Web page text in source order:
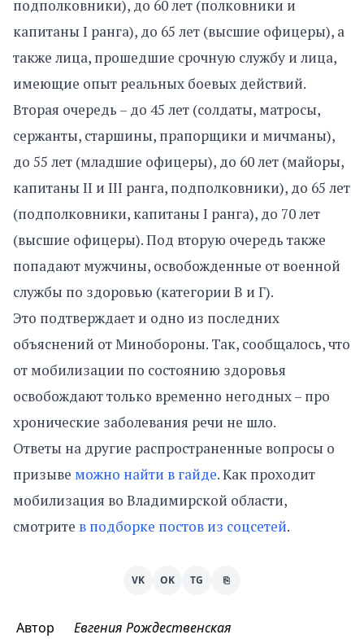
подполковники), до 60 лет (полковники и
капитаны I ранга), до 65 лет (высшие офицеры), а
также лица, прошедшие срочную службу и лица,
имеющие опыт реальных боевых действий.
Вторая очередь – до 45 лет (солдаты, матросы,
сержанты, старшины, прапорщики и мичманы),
до 55 лет (младшие офицеры), до 60 лет (майоры,
капитаны II и III ранга, подполковники), до 65 лет
(подполковники, капитаны I ранга), до 70 лет
(высшие офицеры). Под вторую очередь также
попадают мужчины, освобожденные от военной
службы по здоровью (категории В и Г).
Это подтверждает и одно из последних
объяснений от Минобороны. Так, сообщалось, что
от мобилизации по состоянию здоровья
освобождают только временно негодных – про
хронические заболевания речи не шло.
Ответы на другие распространенные вопросы о
призыве можно найти в гайде. Как проходит
мобилизация во Владимирской области,
смотрите в подборке постов из соцсетей.
VK OK TG ⎘
Автор Евгения Рождественская